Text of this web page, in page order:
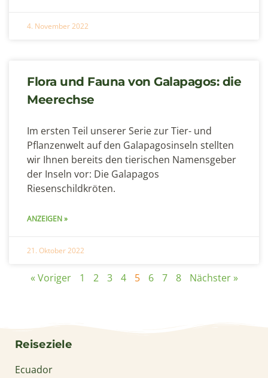
4. November 2022
Flora und Fauna von Galapagos: die
Meerechse
Im ersten Teil unserer Serie zur Tier- und
Pflanzenwelt auf den Galapagosinseln stellten
wir Ihnen bereits den tierischen Namensgeber
der Inseln vor: Die Galapagos
Riesenschildkröten.
ANZEIGEN »
21. Oktober 2022
« Voriger 1 2 3 4 5 6 7 8 Nächster »
Reiseziele
Ecuador